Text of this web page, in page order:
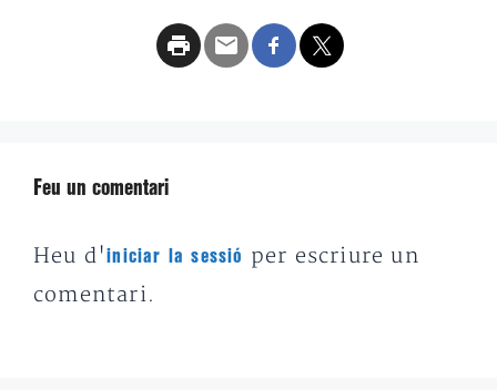
Feu un comentari
Heu d'iniciar la sessió
per escriure un
comentari.